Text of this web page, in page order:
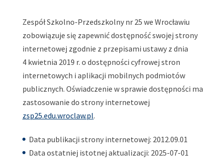
Zespół Szkolno-Przedszkolny nr 25 we Wrocławiu
zobowiązuje się zapewnić dostępność swojej strony
internetowej zgodnie z przepisami ustawy z dnia
4 kwietnia 2019 r. o dostępności cyfrowej stron
internetowych i aplikacji mobilnych podmiotów
publicznych. Oświadczenie w sprawie dostępności ma
zastosowanie do strony internetowej
zsp25.edu.wroclaw.pl.
Data publikacji strony internetowej: 2012.09.01
Data ostatniej istotnej aktualizacji: 2025-07-01